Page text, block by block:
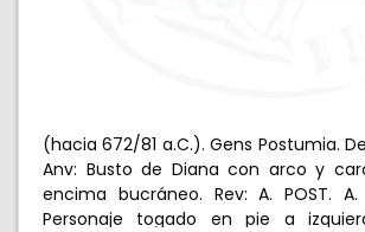
(hacia 672/81 a.C.). Gens Postumia.
Anv: Busto de Diana con arco y
encima bucráneo. Rev: A. POST. A.
Personaje togado en pie a